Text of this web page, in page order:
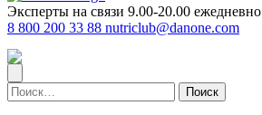
Эксперты на связи 9.00-20.00 ежедневно
8 800 200 33 88 nutriclub@danone.com
Найти: